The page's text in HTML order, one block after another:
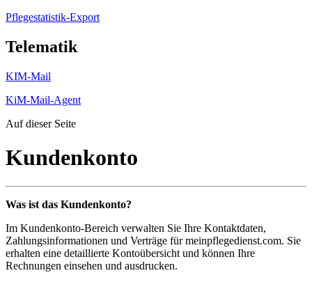
Pflegestatistik-Export
Telematik
KIM-Mail
KiM-Mail-Agent
Auf dieser Seite
Kundenkonto
Was ist das Kundenkonto?
Im Kundenkonto-Bereich verwalten Sie Ihre Kontaktdaten,
Zahlungsinformationen und Verträge für meinpflegedienst.com. Sie
erhalten eine detaillierte Kontoübersicht und können Ihre
Rechnungen einsehen und ausdrucken.